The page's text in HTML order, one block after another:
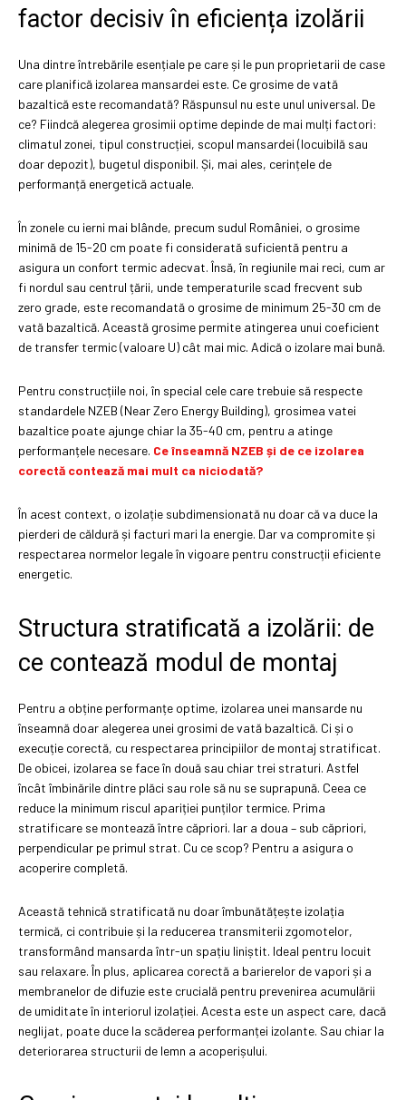
factor decisiv în eficiența izolării
Una dintre întrebările esențiale pe care și le pun proprietarii de case
care planifică izolarea mansardei este. Ce grosime de vată
bazaltică este recomandată? Răspunsul nu este unul universal. De
ce? Fiindcă alegerea grosimii optime depinde de mai mulți factori:
climatul zonei, tipul construcției, scopul mansardei (locuibilă sau
doar depozit), bugetul disponibil. Și, mai ales, cerințele de
performanță energetică actuale.
În zonele cu ierni mai blânde, precum sudul României, o grosime
minimă de 15-20 cm poate fi considerată suficientă pentru a
asigura un confort termic adecvat. Însă, în regiunile mai reci, cum ar
fi nordul sau centrul țării, unde temperaturile scad frecvent sub
zero grade, este recomandată o grosime de minimum 25-30 cm de
vată bazaltică. Această grosime permite atingerea unui coeficient
de transfer termic (valoare U) cât mai mic. Adică o izolare mai bună.
Pentru construcțiile noi, în special cele care trebuie să respecte
standardele NZEB (Near Zero Energy Building), grosimea vatei
bazaltice poate ajunge chiar la 35-40 cm, pentru a atinge
performanțele necesare. Ce înseamnă NZEB și de ce izolarea
corectă contează mai mult ca niciodată?
În acest context, o izolație subdimensionată nu doar că va duce la
pierderi de căldură și facturi mari la energie. Dar va compromite și
respectarea normelor legale în vigoare pentru construcții eficiente
energetic.
Structura stratificată a izolării: de
ce contează modul de montaj
Pentru a obține performanțe optime, izolarea unei mansarde nu
înseamnă doar alegerea unei grosimi de vată bazaltică. Ci și o
execuție corectă, cu respectarea principiilor de montaj stratificat.
De obicei, izolarea se face în două sau chiar trei straturi. Astfel
încât îmbinările dintre plăci sau role să nu se suprapună. Ceea ce
reduce la minimum riscul apariției punților termice. Prima
stratificare se montează între căpriori. Iar a doua – sub căpriori,
perpendicular pe primul strat. Cu ce scop? Pentru a asigura o
acoperire completă.
Această tehnică stratificată nu doar îmbunătățește izolația
termică, ci contribuie și la reducerea transmiterii zgomotelor,
transformând mansarda într-un spațiu liniștit. Ideal pentru locuit
sau relaxare. În plus, aplicarea corectă a barierelor de vapori și a
membranelor de difuzie este crucială pentru prevenirea acumulării
de umiditate în interiorul izolației. Acesta este un aspect care, dacă
neglijat, poate duce la scăderea performanței izolante. Sau chiar la
deteriorarea structurii de lemn a acoperișului.